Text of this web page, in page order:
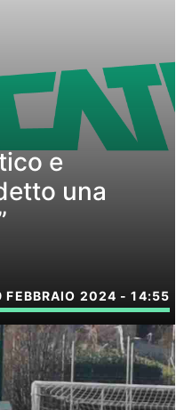
e
una
FEBBRAIO 2024 - 14:55